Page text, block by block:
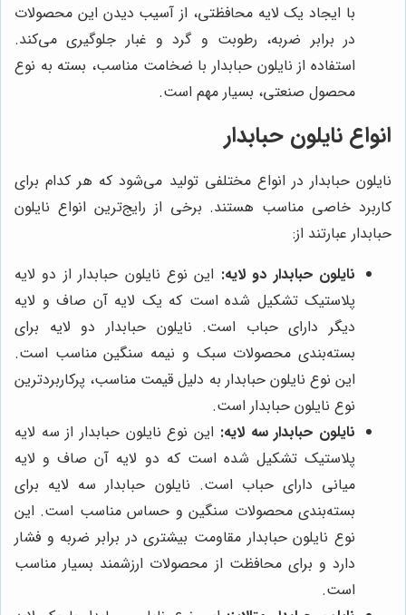
با ایجاد یک لایه محافظتی، از آسیب دیدن این محصولات
در برابر ضربه، رطوبت و گرد و غبار جلوگیری می‌کند.
استفاده از نایلون حبابدار با ضخامت مناسب، بسته به نوع
محصول صنعتی، بسیار مهم است.
انواع نایلون حبابدار
نایلون حبابدار در انواع مختلفی تولید می‌شود که هر کدام برای
کاربرد خاصی مناسب هستند. برخی از رایج‌ترین انواع نایلون
حبابدار عبارتند از:
نایلون حبابدار دو لایه: این نوع نایلون حبابدار از دو لایه
پلاستیک تشکیل شده است که یک لایه آن صاف و لایه
دیگر دارای حباب است. نایلون حبابدار دو لایه برای
بسته‌بندی محصولات سبک و نیمه سنگین مناسب است.
این نوع نایلون حبابدار به دلیل قیمت مناسب، پرکاربردترین
نوع نایلون حبابدار است.
نایلون حبابدار سه لایه: این نوع نایلون حبابدار از سه لایه
پلاستیک تشکیل شده است که دو لایه آن صاف و لایه
میانی دارای حباب است. نایلون حبابدار سه لایه برای
بسته‌بندی محصولات سنگین و حساس مناسب است. این
نوع نایلون حبابدار مقاومت بیشتری در برابر ضربه و فشار
دارد و برای محافظت از محصولات ارزشمند بسیار مناسب
است.